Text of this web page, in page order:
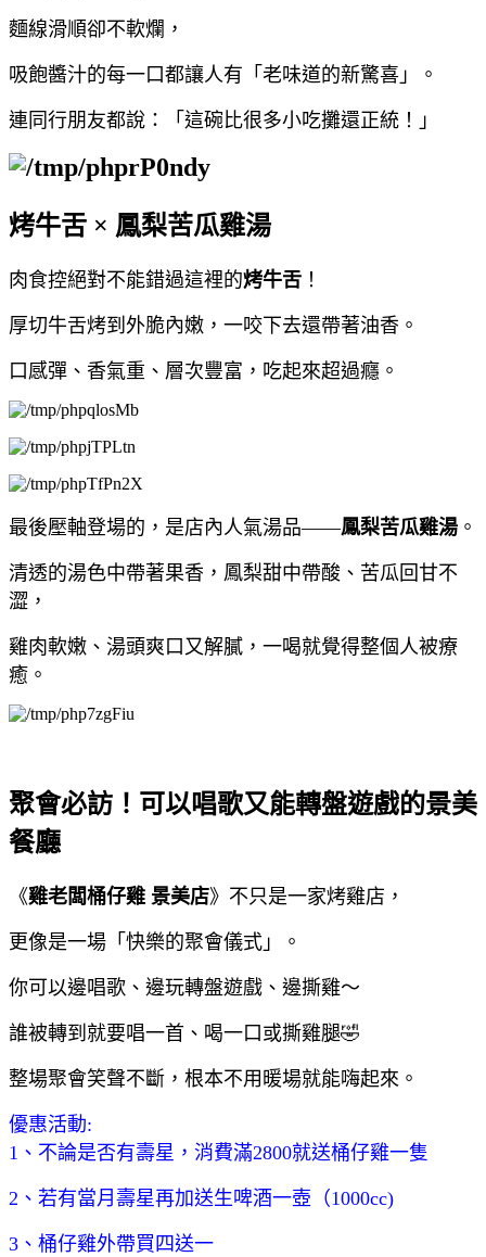
麵線滑順卻不軟爛，
吸飽醬汁的每一口都讓人有「老味道的新驚喜」。
連同行朋友都說：「這碗比很多小吃攤還正統！」
烤牛舌 × 鳳梨苦瓜雞湯
肉食控絕對不能錯過這裡的烤牛舌 ！
厚切牛舌烤到外脆內嫩，一咬下去還帶著油香。
口感彈、香氣重、層次豐富，吃起來超過癮。
最後壓軸登場的，是店內人氣湯品——鳳梨苦瓜雞湯 。
清透的湯色中帶著果香，鳳梨甜中帶酸、苦瓜回甘不
澀，
雞肉軟嫩、湯頭爽口又解膩，一喝就覺得整個人被療
癒。
聚會必訪！可以唱歌又能轉盤遊戲的景美
餐廳
《雞老闆桶仔雞 景美店》不只是一家烤雞店，
更像是一場「快樂的聚會儀式」。
你可以邊唱歌、邊玩轉盤遊戲、邊撕雞～
誰被轉到就要唱一首、喝一口或撕雞腿🤣
整場聚會笑聲不斷，根本不用暖場就能嗨起來。
優惠活動:
1、不論是否有壽星，消費滿2800就送桶仔雞一隻
2、若有當月壽星再加送生啤酒一壺（1000cc)
3、桶仔雞外帶買四送一